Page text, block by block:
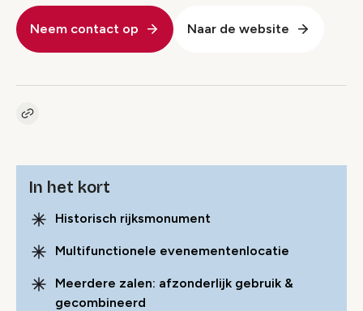
Neem contact op Naar de website
Kopieer link naar pagina
In het kort
Historisch rijksmonument
Multifunctionele evenementenlocatie
Meerdere zalen: afzonderlijk gebruik &
gecombineerd